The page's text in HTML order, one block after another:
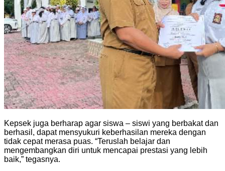
Kepsek juga berharap agar siswa – siswi yang berbakat dan
berhasil, dapat mensyukuri keberhasilan mereka dengan
tidak cepat merasa puas. “Teruslah belajar dan
mengembangkan diri untuk mencapai prestasi yang lebih
baik,” tegasnya.